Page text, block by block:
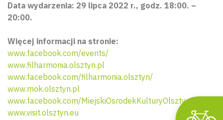
Data wydarzenia: 29 lipca 2022 r., godz. 18:00. –
20:00.
Więcej informacji na stronie:
www.facebook.com/events/
www.filharmonia.olsztyn.pl
www.facebook.com/filharmonia.olsztyn/
www.mok.olsztyn.pl
www.facebook.com/MiejskiOsrodekKulturyOlsztyn/
www.visit.olsztyn.eu